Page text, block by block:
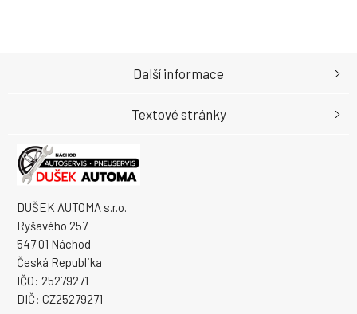
DUŠEK AUTOMA s.r.o.
Ryšavého 257
547 01 Náchod
Česká Republika
IČO: 25279271
DIČ: CZ25279271
Další informace
Textové stránky